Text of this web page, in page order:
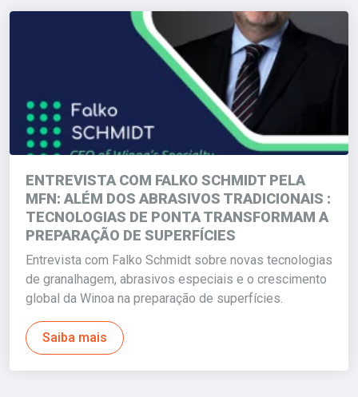
ENTREVISTA COM FALKO SCHMIDT PELA
MFN: ALÉM DOS ABRASIVOS TRADICIONAIS :
TECNOLOGIAS DE PONTA TRANSFORMAM A
PREPARAÇÃO DE SUPERFÍCIES
Entrevista com Falko Schmidt sobre novas tecnologias
de granalhagem, abrasivos especiais e o crescimento
global da Winoa na preparação de superfícies.
Saiba mais